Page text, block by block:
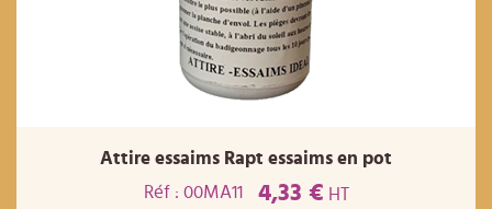
Attire essaims Rapt essaims en pot
Réf : 00MA11
4,33 € HT